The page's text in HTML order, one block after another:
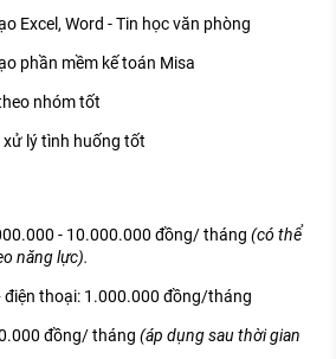
Excel, Word - Tin học văn phòng
phần mềm kế toán Misa
nhóm tốt
xử lý tình huống tốt
- 10.000.000 đồng/ tháng (có thể
năng lực).
điện thoại: 1.000.000 đồng/tháng
đồng/ tháng (áp dụng sau thời gian